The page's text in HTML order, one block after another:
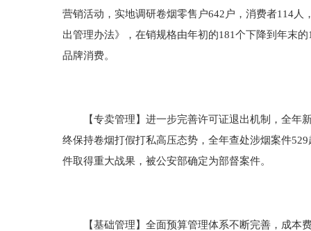
营销活动，实地调研卷烟零售户642户，消费者114
出管理办法》，在销规格由年初的181个下降到年末
品牌消费。
【专卖管理】进一步完善许可证退出机制，全年新
终保持卷烟打假打私高压态势，全年查处涉烟案件
件取得重大战果，被公安部确定为部督案件。
【基础管理】全面预算管理体系不断完善，成本费